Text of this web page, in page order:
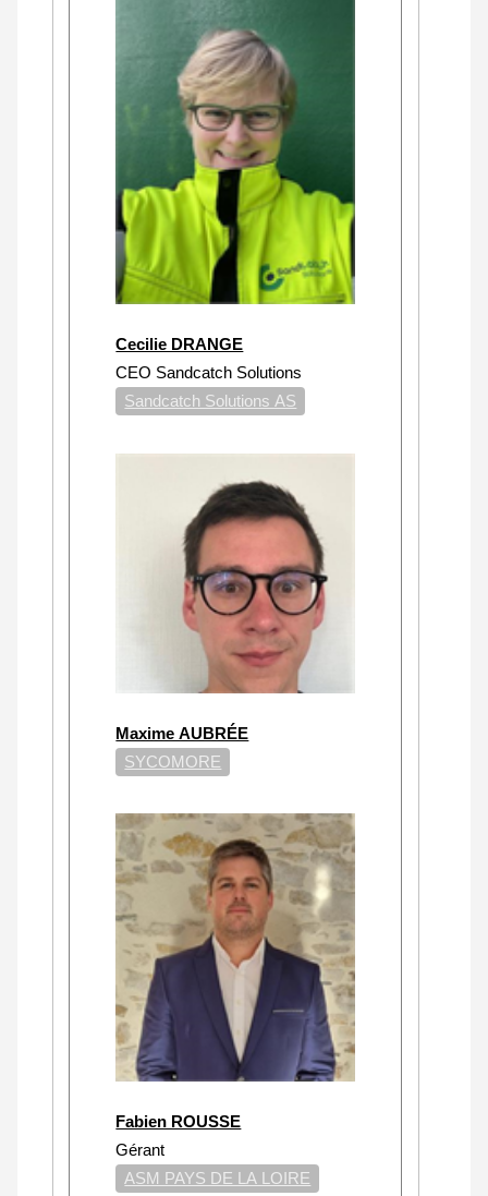
Cecilie DRANGE
CEO Sandcatch Solutions
Sandcatch Solutions AS
Maxime AUBRÉE
SYCOMORE
Fabien ROUSSE
Gérant
ASM PAYS DE LA LOIRE